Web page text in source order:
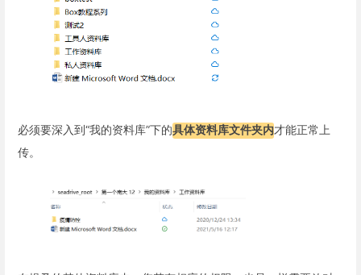
必须要深入到“我的资料库”下的具体资料库文件夹内才能正常上
传。